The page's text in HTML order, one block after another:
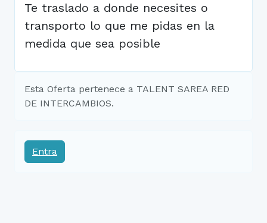
Te traslado a donde necesites o
transporto lo que me pidas en la
medida que sea posible
Esta Oferta pertenece a TALENT SAREA RED
DE INTERCAMBIOS.
Entra